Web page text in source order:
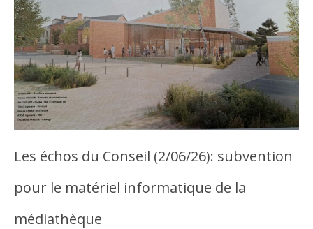
Les échos du Conseil (2/06/26): subvention
pour le matériel informatique de la
médiathèque